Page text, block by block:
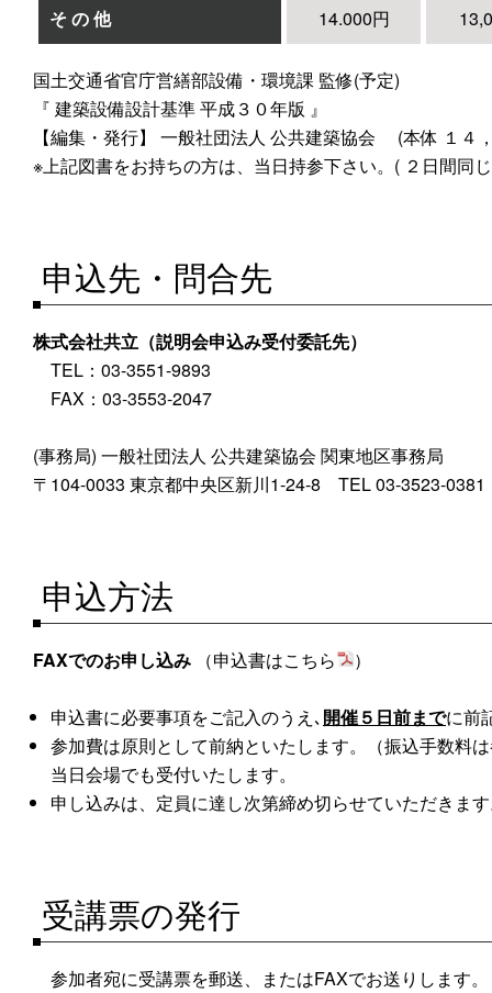
そ の 他 14.000円
国土交通省官庁営繕部設備・環境課 監修(予定)
『 建築設備設計基準 平成３０年版 』
【編集・発行】 一般社団法人 公共建築協会 (本体 １４
※上記図書をお持ちの方は、当日持参下さい。( ２日間同
申込先・問合先
株式会社共立（説明会申込み受付委託先）
TEL：03-3551-9893
FAX：03-3553-2047
(事務局) 一般社団法人 公共建築協会 関東地区事務局
〒104-0033 東京都中央区新川1-24-8 TEL 03-3523-0381
申込方法
FAXでのお申し込み （申込書はこちら ）
申込書に必要事項をご記入のうえ､開催５日前までに前
参加費は原則として前納といたします。（振込手数料
当日会場でも受付いたします。
申し込みは、定員に達し次第締め切らせていただきま
受講票の発行
参加者宛に受講票を郵送、またはFAXでお送りします。